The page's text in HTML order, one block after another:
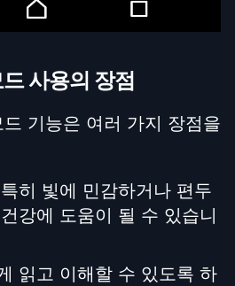
사용의 장점
기능은 여러 가지 장점을
히 빛에 민감하거나 편두
강에 도움이 될 수 있습니
읽고 이해할 수 있도록 하